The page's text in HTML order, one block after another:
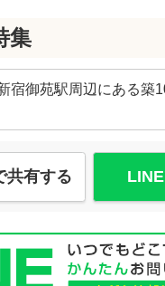
集
宿御苑駅周辺にある築
共有する